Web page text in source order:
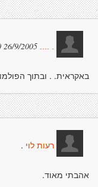
26/9/2005 15:18:00
באקראית. . ובתוך
רעות לוי .
אהבתי מאוד.